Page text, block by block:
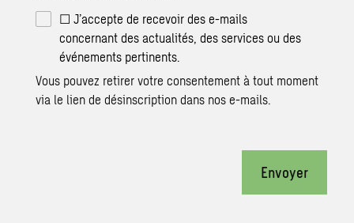
☐ J’accepte de recevoir des e-mails
concernant des actualités, des services ou des
événements pertinents.
Vous pouvez retirer votre consentement à tout moment
via le lien de désinscription dans nos e-mails.
Envoyer